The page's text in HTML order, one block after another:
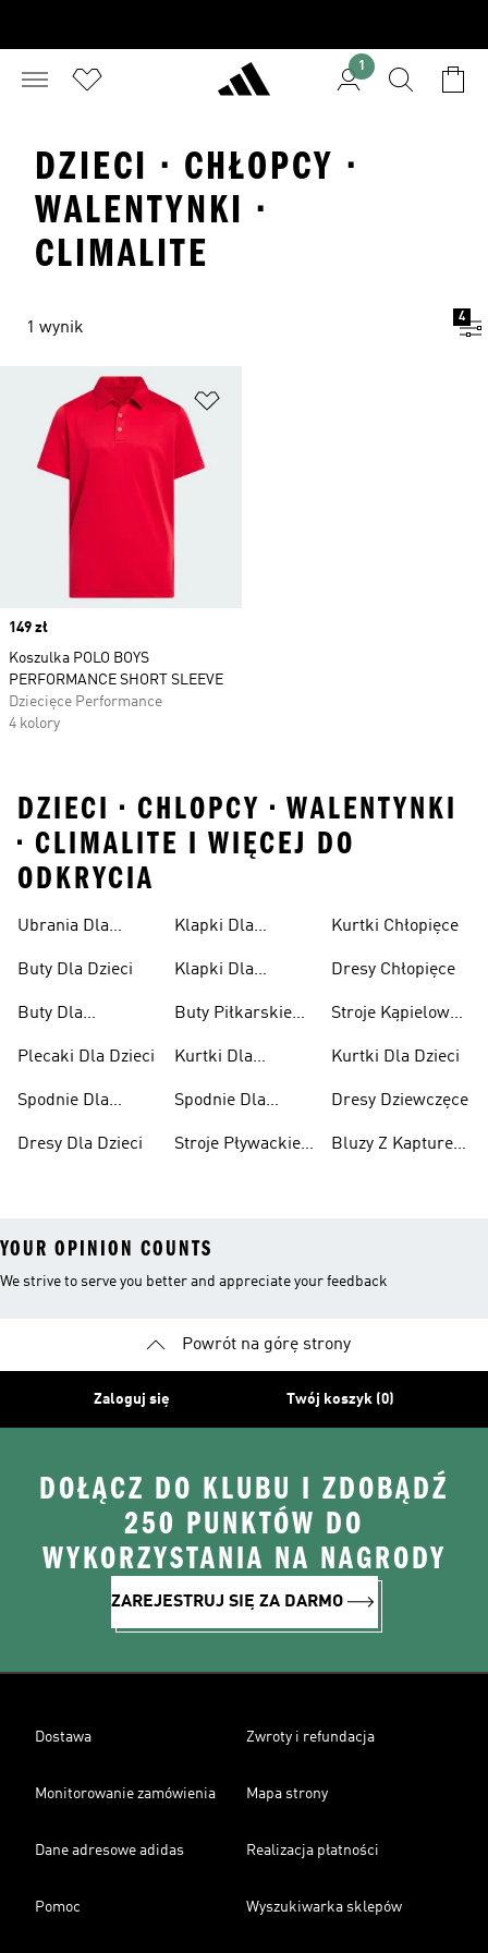
1
DZIECI · CHŁOPCY ·
WALENTYNKI ·
CLIMALITE
1 wynik
4
Price
149 zł
Koszulka POLO BOYS
PERFORMANCE SHORT SLEEVE
Dziecięce Performance
4 kolory
DZIECI • CHLOPCY • WALENTYNKI
• CLIMALITE I WIĘCEJ DO
ODKRYCIA
Ubrania Dla
Buty Dla Dzieci
Buty Dla
Plecaki Dla Dzieci
Spodnie Dla
Dresy Dla Dzieci
Klapki Dla
Klapki Dla
Buty Piłkarskie
Kurtki Dla
Spodnie Dla
Stroje Pływackie
Kurtki Chłopięce
Dresy Chłopięce
Stroje Kąpielowe
Kurtki Dla Dzieci
Dresy Dziewczęce
Bluzy Z Kapturem
YOUR OPINION COUNTS
We strive to serve you better and appreciate your feedback
Powrót na górę strony
Zaloguj się Twój koszyk (0)
DOŁĄCZ DO KLUBU I ZDOBĄDŹ
250 PUNKTÓW DO
WYKORZYSTANIA NA NAGRODY
ZAREJESTRUJ SIĘ ZA DARMO
Dostawa Zwroty i refundacja
Monitorowanie zamówienia Mapa strony
Dane adresowe adidas Realizacja płatności
Pomoc Wyszukiwarka sklepów